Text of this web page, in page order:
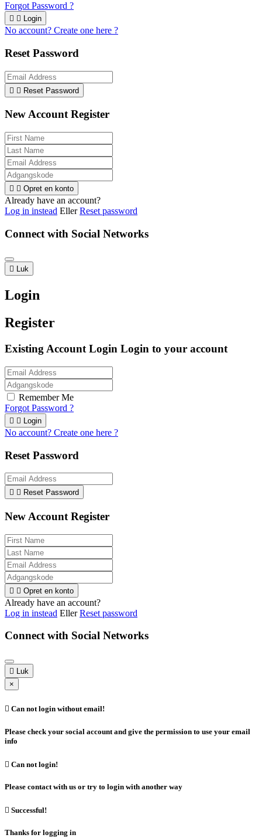
Forgot Password ?
  Login
No account? Create one here ?
Reset Password
  Reset Password
New Account Register
  Opret en konto
Already have an account?
Log in instead EllerReset password
Connect with Social Networks
 Luk
Login
Register
Existing Account Login Login to your account
Remember Me
Forgot Password ?
  Login
No account? Create one here ?
Reset Password
  Reset Password
New Account Register
  Opret en konto
Already have an account?
Log in instead EllerReset password
Connect with Social Networks
 Luk
×
 Can not login without email!
Please check your social account and give the permission to use your email
info
 Can not login!
Please contact with us or try to login with another way
 Successful!
Thanks for logging in